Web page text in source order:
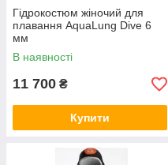
Гідрокостюм жіночий для
плавання AquaLung Dive 6
мм
В наявності
11 700 ₴
Купити